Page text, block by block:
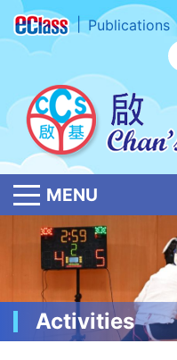
Publications
MENU
Activities